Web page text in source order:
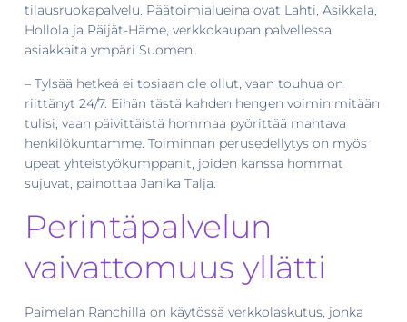
tilausruokapalvelu. Päätoimialueina ovat Lahti, Asikkala,
Hollola ja Päijät-Häme, verkkokaupan palvellessa
asiakkaita ympäri Suomen.
– Tylsää hetkeä ei tosiaan ole ollut, vaan touhua on
riittänyt 24/7. Eihän tästä kahden hengen voimin mitään
tulisi, vaan päivittäistä hommaa pyörittää mahtava
henkilökuntamme. Toiminnan perusedellytys on myös
upeat yhteistyökumppanit, joiden kanssa hommat
sujuvat, painottaa Janika Talja.
Perintäpalvelun
vaivattomuus yllätti
Paimelan Ranchilla on käytössä verkkolaskutus, jonka